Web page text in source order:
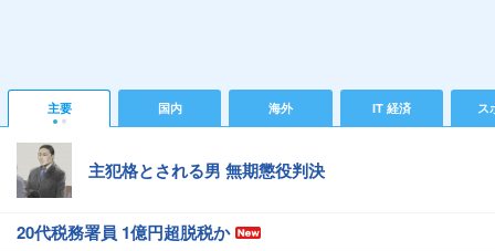
主要 国内 海外 IT 経済 ス
主犯格とされる男 無期懲役判決
20代税務署員 1億円超脱税か